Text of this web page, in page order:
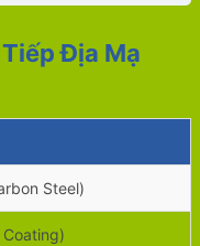
Địa Mạ
Steel)